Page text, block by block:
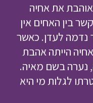
את אחיה
בין האחים אין
נדמה לעדן. כאשר
הייתה אהבת
נערה בשם מאיה.
לגלות מי היא